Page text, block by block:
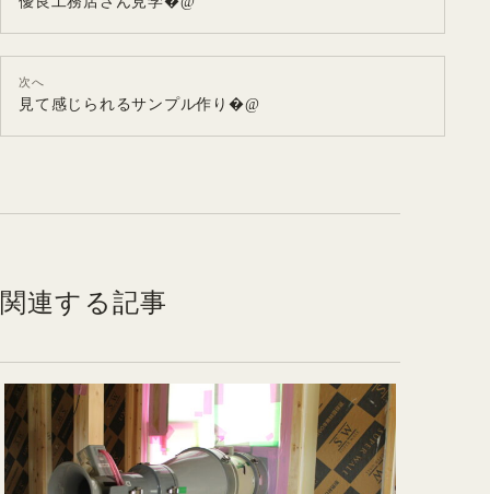
次へ
見て感じられるサンプル作り�@
関連する記事